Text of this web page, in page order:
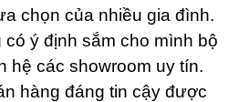
chọn của nhiều gia đình.
ý định sắm cho mình bộ
hệ các showroom uy tín.
hàng đáng tin cậy được